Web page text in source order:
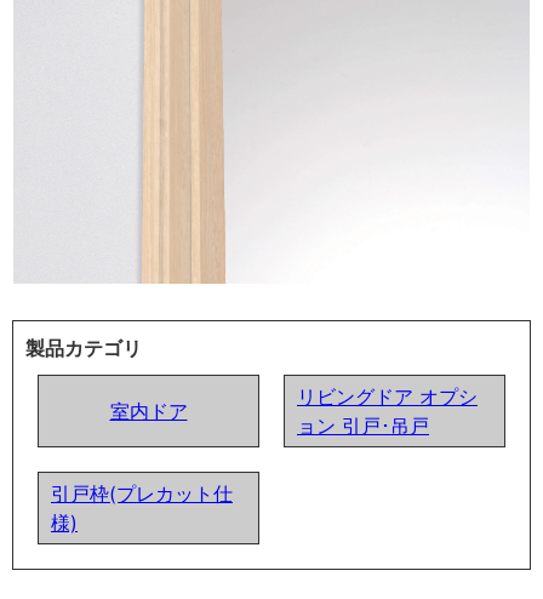
製品カテゴリ
室内ドア
リビングドア オプシ
ョン 引戸･吊戸
引戸枠(プレカット仕
様)